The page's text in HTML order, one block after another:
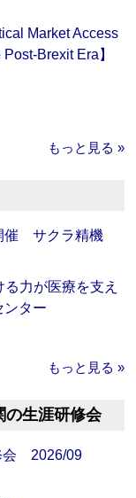
Market Access
Brexit Era】
もっと見る »
催 サクラ精機
力が医療を支え
ター
もっと見る »
の生涯研修会
会 2026/09